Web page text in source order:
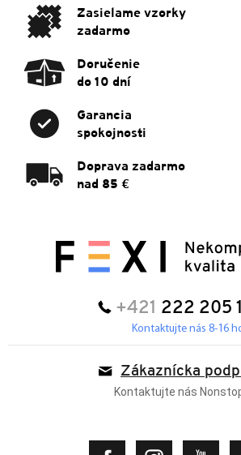
Zasielame vzorky
zadarmo
Doručenie
do 10 dní
Garancia
spokojnosti
Doprava zadarmo
nad 85 €
+421 222 205
Kontaktujte nás 8-16
Zákaznícka
Kontaktujte nás